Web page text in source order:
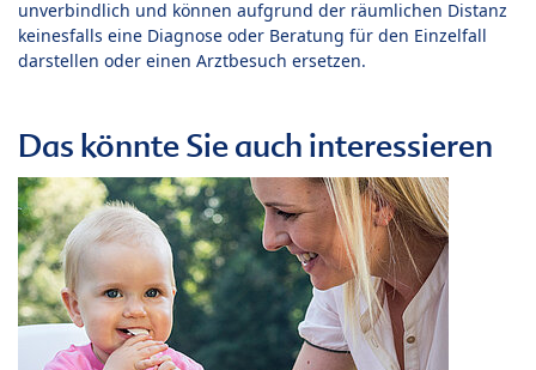
unverbindlich und können aufgrund der räumlichen Distanz
keinesfalls eine Diagnose oder Beratung für den Einzelfall
darstellen oder einen Arztbesuch ersetzen.
Das könnte Sie auch interessieren